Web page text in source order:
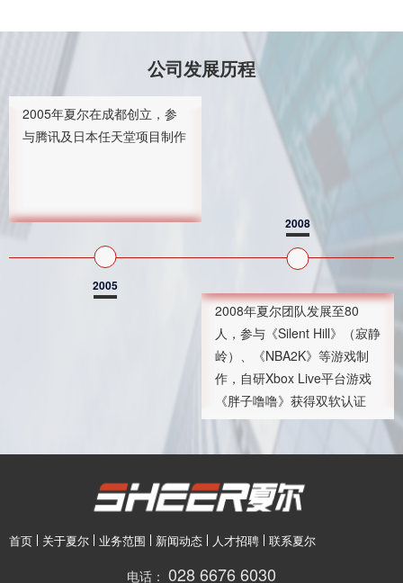
公司发展历程
2005年夏尔在成都创立，参
与腾讯及日本任天堂项目制作
2005
2008年夏尔团队发展至80
人，参与《Silent Hill》（寂静
岭）、《NBA2K》等游戏制
作，自研Xbox Live平台游戏
《胖子噜噜》获得双软认证
2008
首页 关于夏尔 业务范围 新闻动态 人才招聘 联系夏尔
电话： 028 6676 6030